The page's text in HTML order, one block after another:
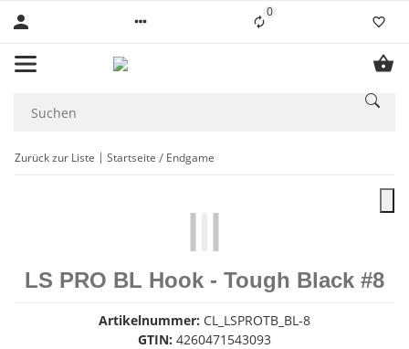
0Liste ist leer
Zurück zur Liste Startseite Endgame
LS PRO BL Hook - Tough Black #8
Artikelnummer: CL_LSPROTB_BL-8
GTIN: 4260471543093